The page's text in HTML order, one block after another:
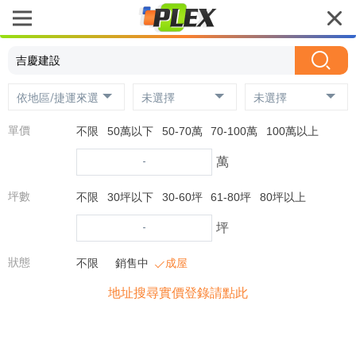
地址搜尋實價登錄請點此
依地區/捷運來選 未選擇 未選擇
單價 不限 50萬以下 50-70萬 70-100萬 100萬以上
- 萬
坪數 不限 30坪以下 30-60坪 61-80坪 80坪以上
- 坪
狀態 不限 銷售中 成屋